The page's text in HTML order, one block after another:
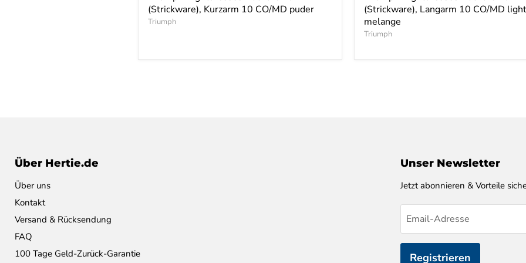
(Strickware), Kurzarm 10 CO/MD puder
Triumph
(Strickware), Langarm 10 CO/MD
melange
Triumph
Über Hertie.de
Über uns
Kontakt
Versand & Rücksendung
FAQ
100 Tage Geld-Zurück-Garantie
Unser Newsletter
Jetzt abonnieren & Vorteile
Email-Adresse
Registrieren